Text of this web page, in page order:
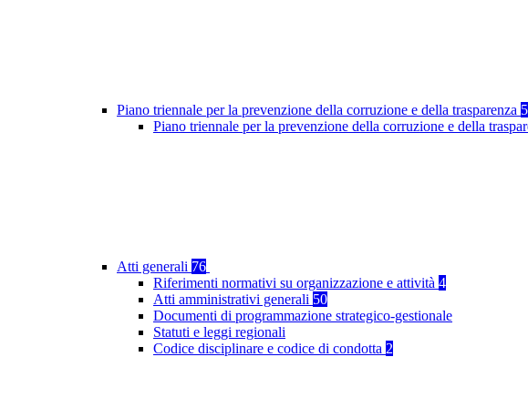
Piano triennale per la prevenzione della corruzione e della trasparenza 5
Piano triennale per la prevenzione della corruzione e della
Atti generali 76
Riferimenti normativi su organizzazione e attività 4
Atti amministrativi generali 50
Documenti di programmazione strategico-gestionale
Statuti e leggi regionali
Codice disciplinare e codice di condotta 2